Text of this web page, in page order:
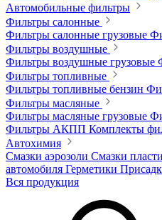
Автомобильные фильтры
Фильтры салонные
Фильтры салонные грузовые
Фильтры воздушные
Фильтры воздушные грузовые
Фильтры топливные
Фильтры топливные бензин
Фильтры масляные
Фильтры масляные грузовые
Фильтры АКПП Комплекты
Автохимия
Смазки аэрозоли Смазки
автомобиля Герметики
Вся продукция